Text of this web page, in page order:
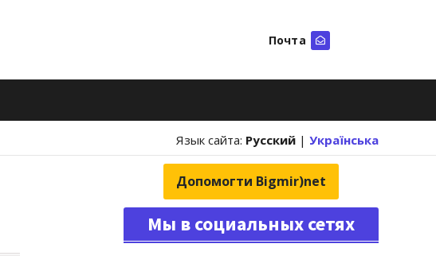
Почта
Язык сайта: Русский | Українська
Допомогти Bigmir)net
Мы в социальных сетях